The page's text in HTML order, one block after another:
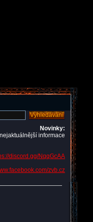
Novinky:
informace
discord.gg/NqqGcAA
zvb.cz